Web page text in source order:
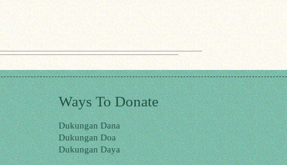
Ways To Donate
Dukungan Dana
Dukungan Doa
Dukungan Daya